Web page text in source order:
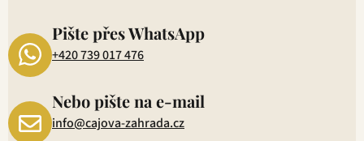
Pište přes WhatsApp
+420 739 017 476
Nebo pište na e-mail
info@cajova-zahrada.cz